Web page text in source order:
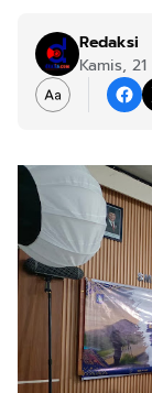
Redaksi
Kamis,